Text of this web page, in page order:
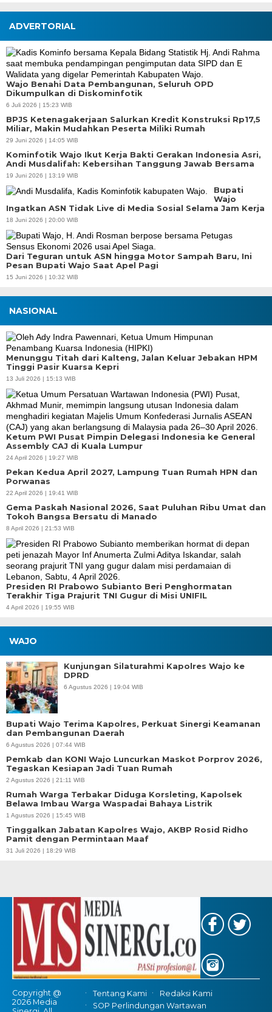
ADVERTORIAL
Wajo Benahi Data Pembangunan, Seluruh OPD
Dikumpulkan di Diskominfotik
6 Juli 2026 | 15:23 WIB
BPJS Ketenagakerjaan Salurkan Kredit Konstruksi Rp17,5
Miliar, Makin Mudahkan Peserta Miliki Rumah
29 Juni 2026 | 14:05 WIB
Kominfotik Wajo Ikut Kerja Bakti Gerakan Indonesia Asri,
Andi Musdalifah: Kebersihan Tanggung Jawab Bersama
19 Juni 2026 | 13:19 WIB
Bupati
Wajo
Ingatkan ASN Tidak Live di Media Sosial Selama Jam Kerja
18 Juni 2026 | 20:00 WIB
Dari Teguran untuk ASN hingga Motor Sampah Baru, Ini
Pesan Bupati Wajo Saat Apel Pagi
15 Juni 2026 | 10:32 WIB
NASIONAL
Menunggu Titah dari Kalteng, Jalan Keluar Jebakan HPM
Tinggi Pasir Kuarsa Kepri
13 Juli 2026 | 15:13 WIB
Ketum PWI Pusat Pimpin Delegasi Indonesia ke General
Assembly CAJ di Kuala Lumpur
24 April 2026 | 19:27 WIB
Pekan Kedua April 2027, Lampung Tuan Rumah HPN dan
Porwanas
22 April 2026 | 19:41 WIB
Gema Paskah Nasional 2026, Saat Puluhan Ribu Umat dan
Tokoh Bangsa Bersatu di Manado
8 April 2026 | 21:53 WIB
Presiden RI Prabowo Subianto Beri Penghormatan
Terakhir Tiga Prajurit TNI Gugur di Misi UNIFIL
4 April 2026 | 19:55 WIB
WAJO
Kunjungan Silaturahmi Kapolres Wajo ke
DPRD
6 Agustus 2026 | 19:04 WIB
Bupati Wajo Terima Kapolres, Perkuat Sinergi Keamanan
dan Pembangunan Daerah
6 Agustus 2026 | 07:44 WIB
Pemkab dan KONI Wajo Luncurkan Maskot Porprov 2026,
Tegaskan Kesiapan Jadi Tuan Rumah
2 Agustus 2026 | 21:11 WIB
Rumah Warga Terbakar Diduga Korsleting, Kapolsek
Belawa Imbau Warga Waspadai Bahaya Listrik
1 Agustus 2026 | 15:45 WIB
Tinggalkan Jabatan Kapolres Wajo, AKBP Rosid Ridho
Pamit dengan Permintaan Maaf
31 Juli 2026 | 18:29 WIB
Copyright @
2026 Media
Tentang Kami
Redaksi Kami
SOP Perlindungan Wartawan